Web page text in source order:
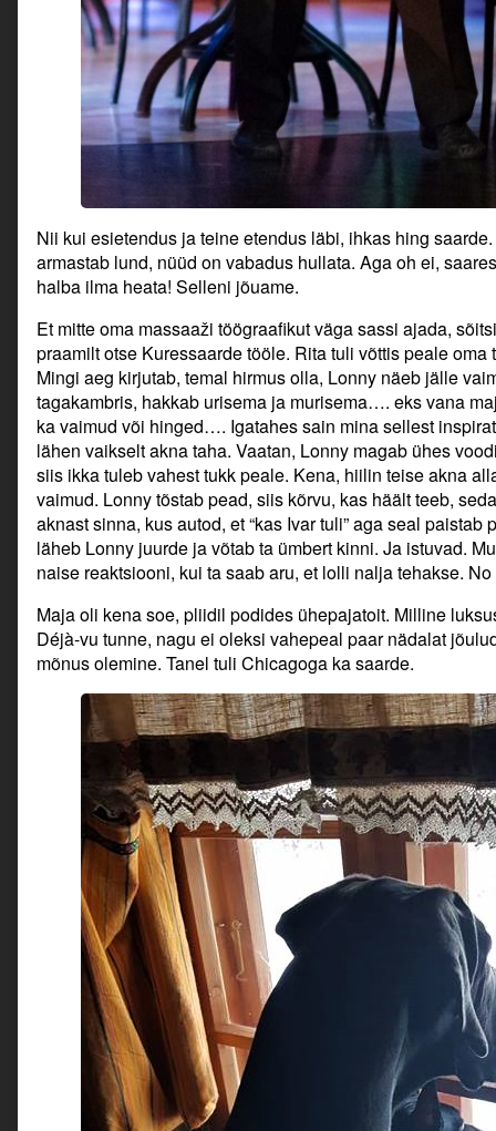
Nii kui esietendus ja teine etendus läbi, ihkas hing
armastab lund, nüüd on vabadus hullata. Aga oh ei,
halba ilma heata! Selleni jõuame.
Et mitte oma massaaži töögraafikut väga sassi ajada,
praamilt otse Kuressaarde tööle. Rita tuli võttis peale
Mingi aeg kirjutab, temal hirmus olla, Lonny näeb jälle
tagakambris, hakkab urisema ja murisema…. eks vana
ka vaimud või hinged…. Igatahes sain mina sellest
lähen vaikselt akna taha. Vaatan, Lonny magab ühes
siis ikka tuleb vahest tukk peale. Kena, hiilin teise akna
vaimud. Lonny tõstab pead, siis kõrvu, kas häält teeb,
aknast sinna, kus autod, et “kas Ivar tuli” aga seal
läheb Lonny juurde ja võtab ta ümbert kinni. Ja istuvad.
naise reaktsiooni, kui ta saab aru, et lolli nalja tehakse.
Maja oli kena soe, pliidil podides ühepajatoit. Milline
Déjà-vu tunne, nagu ei oleksi vahepeal paar nädalat
mõnus olemine. Tanel tuli Chicagoga ka saarde.